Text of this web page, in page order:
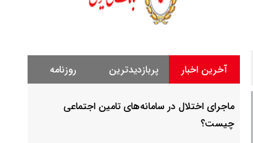
آخرین اخبار پربازدیدترین روزنامه
ماجرای اختلال در سامانه‌های تامین اجتماعی
چیست؟